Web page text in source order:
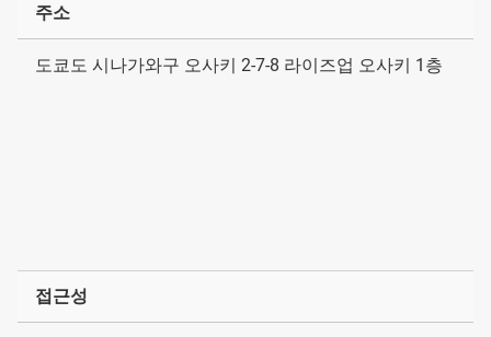
주소
도쿄도 시나가와구 오사키 2-7-8 라이즈업 오사키 1층
접근성